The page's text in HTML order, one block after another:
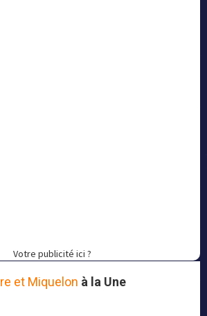
Votre publicité ici ?
et Miquelon à la Une